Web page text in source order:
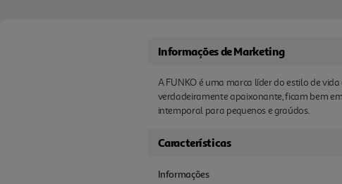
Informações de Marketing
A FUNKO é uma marca líder do estilo de
verdadeiramente apaixonante, ficam bem
intemporal para pequenos e graúdos.
Características
Informações